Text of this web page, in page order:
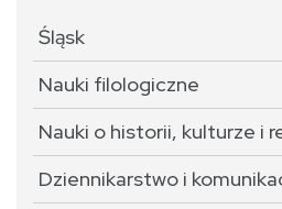
Śląsk
Nauki filologiczne
Nauki o historii, kulturze i
Dziennikarstwo i